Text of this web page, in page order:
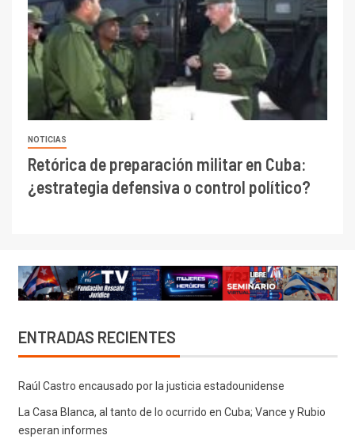
NOTICIAS
Retórica de preparación militar en Cuba:
¿estrategia defensiva o control político?
ENTRADAS RECIENTES
Raúl Castro encausado por la justicia estadounidense
La Casa Blanca, al tanto de lo ocurrido en Cuba; Vance y Rubio
esperan informes